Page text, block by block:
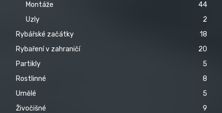
Montáže
44
Uzly
2
Rybářské začátky
18
Rybaření v zahraničí
20
Partikly
5
Rostlinné
8
Umělé
5
Živočišné
9